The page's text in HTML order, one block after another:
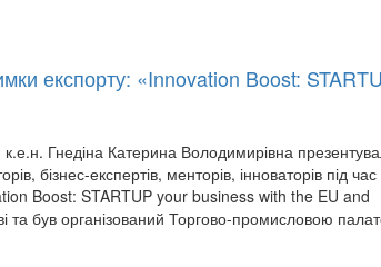
експорту: «Innovation Boost:
Гнедіна Катерина Володимирівна
бізнес-експертів, менторів, інноваторів під
Boost: STARTUP your business with the EU and
був організований Торгово-промисловою